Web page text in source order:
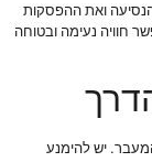
ואת ההפסקות
חוויה נעימה ובטוחה
יש להימנע